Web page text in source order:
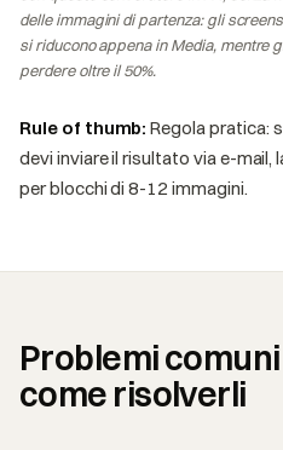
delle immagini di partenza: gli
si riducono appena in Media, mentre
perdere oltre il 50%.
Rule of thumb: Regola pratica:
devi inviare il risultato via e-
per blocchi di 8-12 immagini.
Problemi comuni
come risolverli